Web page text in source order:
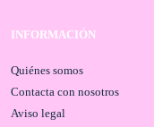
INFORMACIÓN
Quiénes somos
Contacta con nosotros
Aviso legal